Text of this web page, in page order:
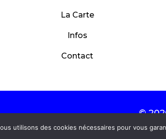
La Carte
Infos
Contact
©
utilisons des cookies nécessaires pour vous